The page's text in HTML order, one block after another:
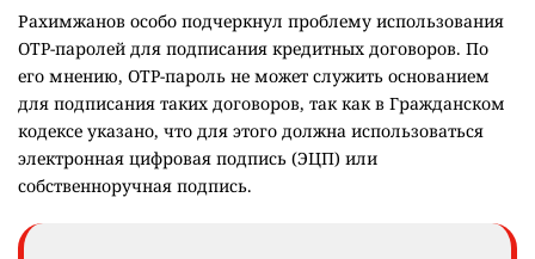
Рахимжанов особо подчеркнул проблему использования
OTP-паролей для подписания кредитных договоров. По
его мнению, OTP-пароль не может служить основанием
для подписания таких договоров, так как в Гражданском
кодексе указано, что для этого должна использоваться
электронная цифровая подпись (ЭЦП) или
собственноручная подпись.